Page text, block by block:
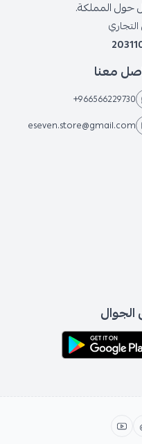
معنا
+966566229730
eseven.store@gmail.com